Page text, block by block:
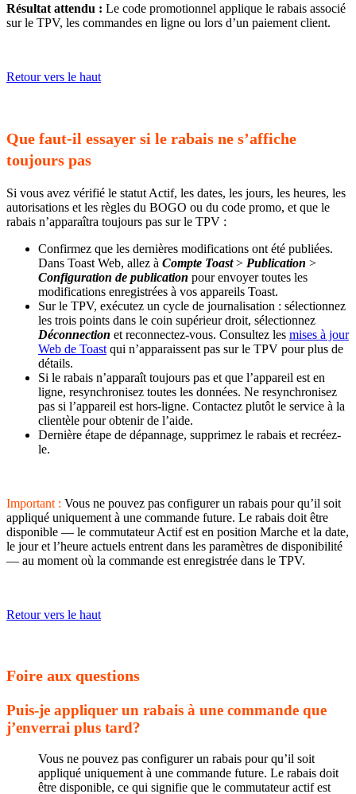
Résultat attendu : Le code promotionnel applique le rabais associé
sur le TPV, les commandes en ligne ou lors d’un paiement client.
Retour vers le haut
Que faut-il essayer si le rabais ne s’affiche
toujours pas
Si vous avez vérifié le statut Actif, les dates, les jours, les heures, les
autorisations et les règles du BOGO ou du code promo, et que le
rabais n’apparaîtra toujours pas sur le TPV :
Confirmez que les dernières modifications ont été publiées.
Dans Toast Web, allez à Compte Toast> Publication >
Configuration de publication pour envoyer toutes les
modifications enregistrées à vos appareils Toast.
Sur le TPV, exécutez un cycle de journalisation : sélectionnez
les trois points dans le coin supérieur droit, sélectionnez
Déconnection et reconnectez-vous. Consultez les mises à jour
Web de Toast qui n’apparaissent pas sur le TPV pour plus de
détails.
Si le rabais n’apparaît toujours pas et que l’appareil est en
ligne, resynchronisez toutes les données. Ne resynchronisez
pas si l’appareil est hors-ligne. Contactez plutôt le service à la
clientèle pour obtenir de l’aide.
Dernière étape de dépannage, supprimez le rabais et recréez-
le.
Important : Vous ne pouvez pas configurer un rabais pour qu’il soit
appliqué uniquement à une commande future. Le rabais doit être
disponible — le commutateur Actif est en position Marche et la date,
le jour et l’heure actuels entrent dans les paramètres de disponibilité
— au moment où la commande est enregistrée dans le TPV.
Retour vers le haut
Foire aux questions
Puis-je appliquer un rabais à une commande que
j’enverrai plus tard?
Vous ne pouvez pas configurer un rabais pour qu’il soit
appliqué uniquement à une commande future. Le rabais doit
être disponible, ce qui signifie que le commutateur actif est